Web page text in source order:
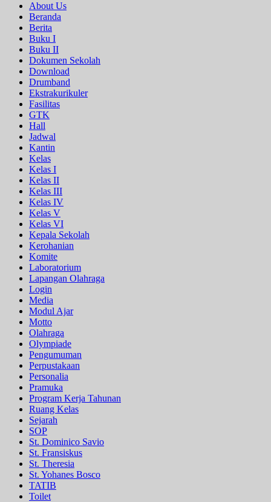
About Us
Beranda
Berita
Buku I
Buku II
Dokumen Sekolah
Download
Drumband
Ekstrakurikuler
Fasilitas
GTK
Hall
Jadwal
Kantin
Kelas
Kelas I
Kelas II
Kelas III
Kelas IV
Kelas V
Kelas VI
Kepala Sekolah
Kerohanian
Komite
Laboratorium
Lapangan Olahraga
Login
Media
Modul Ajar
Motto
Olahraga
Olympiade
Pengumuman
Perpustakaan
Personalia
Pramuka
Program Kerja Tahunan
Ruang Kelas
Sejarah
SOP
St. Dominico Savio
St. Fransiskus
St. Theresia
St. Yohanes Bosco
TATIB
Toilet